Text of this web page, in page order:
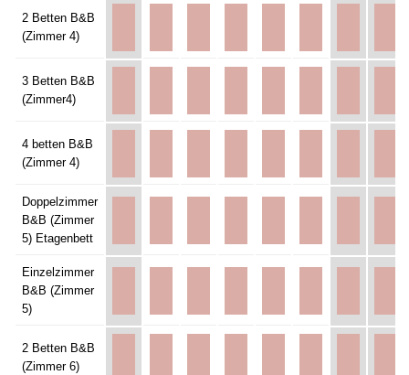
2 Betten B&B
(Zimmer 4)
3 Betten B&B
(Zimmer4)
4 betten B&B
(Zimmer 4)
Doppelzimmer
B&B (Zimmer
5) Etagenbett
Einzelzimmer
B&B (Zimmer
5)
2 Betten B&B
(Zimmer 6)